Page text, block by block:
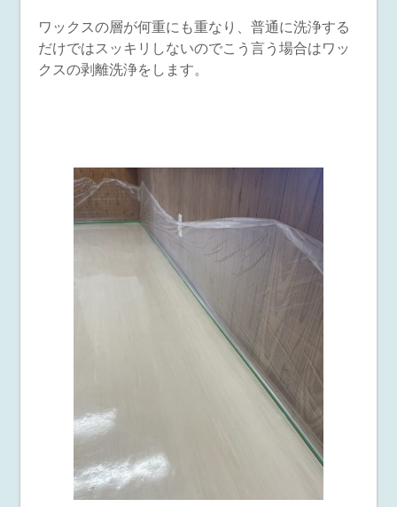
ワックスの層が何重にも重なり、普通に洗浄する
だけではスッキリしないのでこう言う場合はワッ
クスの剥離洗浄をします。